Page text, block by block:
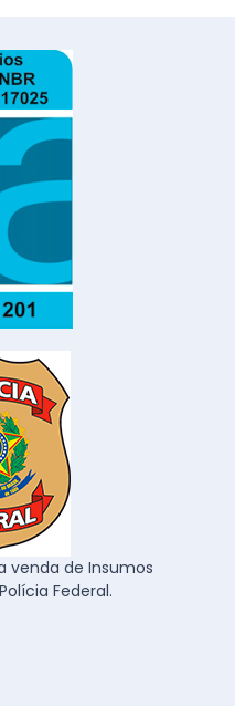
venda de Insumos
Federal.